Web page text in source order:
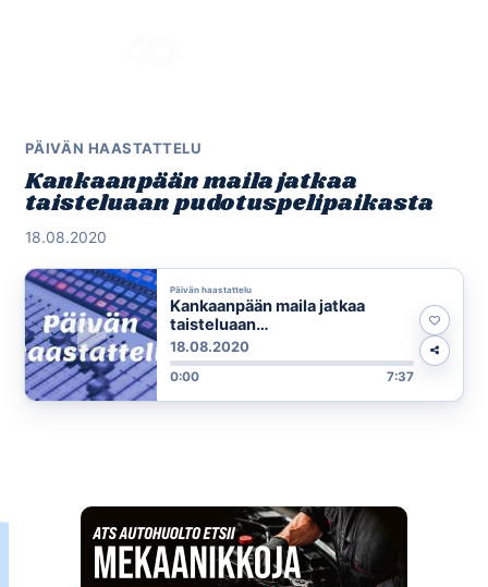
PÄIVÄN HAASTATTELU
Kankaanpään maila jatkaa
taisteluaan pudotuspelipaikasta
18.08.2020
Päivän haastattelu
Kankaanpään maila jatkaa
taisteluaan
pudotuspelipaikasta
18.08.2020
0:00 7:37